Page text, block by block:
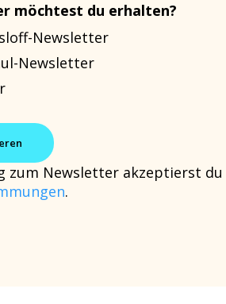
möchtest du erhalten?
Newsletter
Newsletter
zum Newsletter akzeptierst du
.